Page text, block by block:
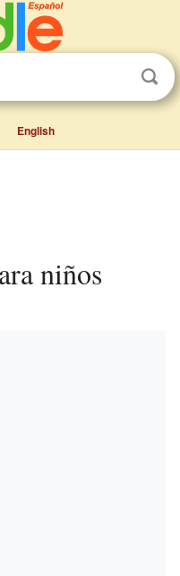
English
niños